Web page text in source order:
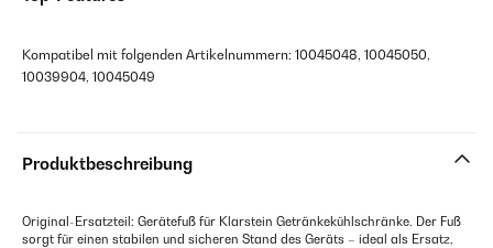
Kompatibel mit folgenden Artikelnummern: 10045048, 10045050,
10039904, 10045049
Produktbeschreibung
Original-Ersatzteil: Gerätefuß für Klarstein Getränkekühlschränke. Der Fuß
sorgt für einen stabilen und sicheren Stand des Geräts – ideal als Ersatz,